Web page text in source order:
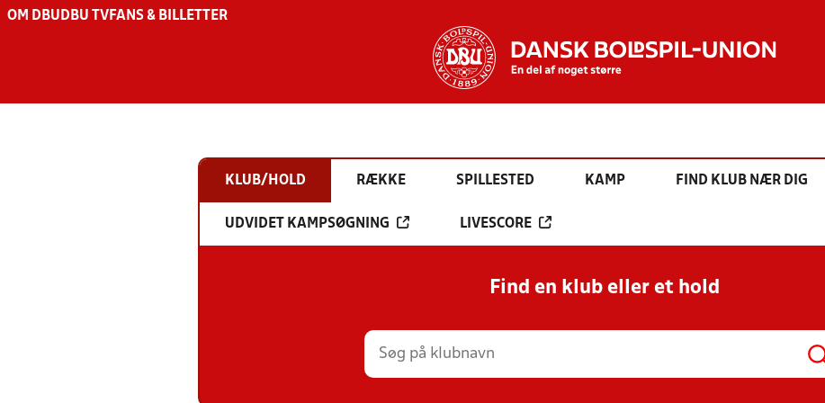
OM DBU DBU TV FANS & BILLETTER
KLUB/HOLD RÆKKE SPILLESTED KAMP FIND KLUB NÆR DIG
UDVIDET KAMPSØGNING LIVESCORE
Find en klub eller et hold